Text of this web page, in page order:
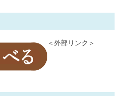
＜外部リンク＞